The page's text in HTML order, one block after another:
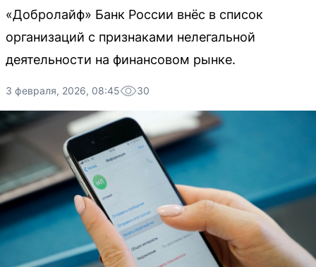
«Добролайф» Банк России внёс в список
организаций с признаками нелегальной
деятельности на финансовом рынке.
3 февраля, 2026, 08:45 30